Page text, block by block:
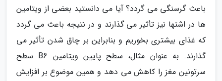
باعث گرسنگی می گردد؟ آیا می دانستید بعضی از ویتامین
ها در اشتها نیز تأثیر می گذارند و در نتیجه باعث می گردد
که غذای بیشتری بخوریم و بنابراین بر چاق شدن تأثیر می
گذارند. به عنوان مثال، سطح پایین ویتامین B6 سطح
سرتونین مغز را کاهش می دهد و همین موضوع بر افزایش